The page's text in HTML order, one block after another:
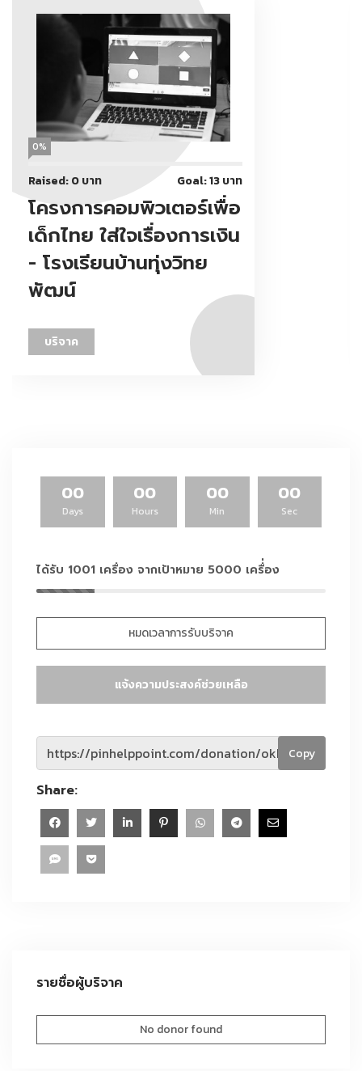
0%
Raised: 0 บาท Goal: 13 บาท
โครงการคอมพิวเตอร์เพื่อ
เด็กไทย ใส่ใจเรื่องการเงิน
- โรงเรียนบ้านทุ่งวิทย
พัฒน์
บริจาค
00
Days
00
Hours
00
Min
00
Sec
ได้รับ 1001 เครื่อง จากเป้าหมาย 5000 เครื่่อง
หมดเวลาการรับบริจาค
แจ้งความประสงค์ช่วยเหลือ
Copy
Share:
รายชื่อผู้บริจาค
No donor found